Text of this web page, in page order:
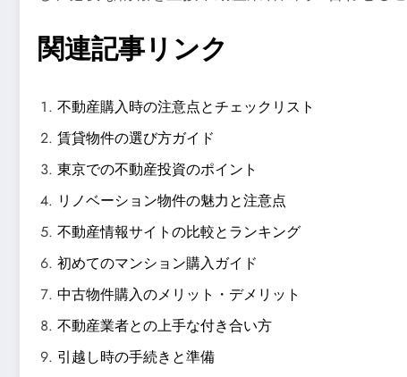
関連記事リンク
不動産購入時の注意点とチェックリスト
賃貸物件の選び方ガイド
東京での不動産投資のポイント
リノベーション物件の魅力と注意点
不動産情報サイトの比較とランキング
初めてのマンション購入ガイド
中古物件購入のメリット・デメリット
不動産業者との上手な付き合い方
引越し時の手続きと準備